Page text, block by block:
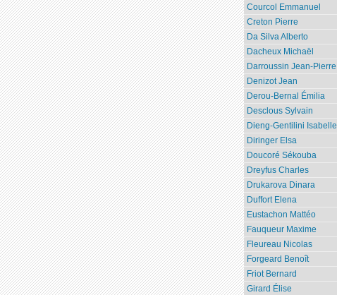
Courcol Emmanuel
Creton Pierre
Da Silva Alberto
Dacheux Michaël
Darroussin Jean-Pierre
Denizot Jean
Derou-Bernal Émilia
Desclous Sylvain
Dieng-Gentilini Isabelle
Diringer Elsa
Doucoré Sékouba
Dreyfus Charles
Drukarova Dinara
Duffort Elena
Eustachon Mattéo
Fauqueur Maxime
Fleureau Nicolas
Forgeard Benoît
Friot Bernard
Girard Élise